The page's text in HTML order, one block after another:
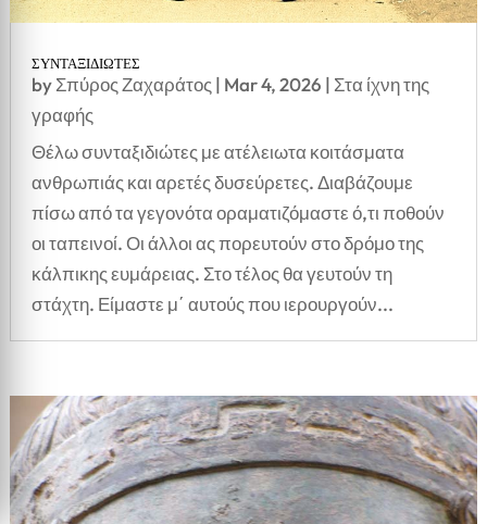
ΣΥΝΤΑΞΙΔΙΩΤΕΣ
byΣπύρος Ζαχαράτος | Mar 4, 2026 | Στα ίχνη της
γραφής
Θέλω συνταξιδιώτες με ατέλειωτα κοιτάσματα
ανθρωπιάς και αρετές δυσεύρετες. Διαβάζουμε
πίσω από τα γεγονότα οραματιζόμαστε ό,τι ποθούν
οι ταπεινοί. Οι άλλοι ας πορευτούν στο δρόμο της
κάλπικης ευμάρειας. Στο τέλος θα γευτούν τη
στάχτη. Είμαστε μ΄ αυτούς που ιερουργούν...